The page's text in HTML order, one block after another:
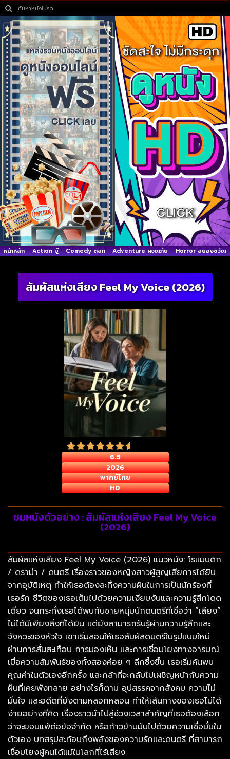
หน้าหลัก Action บู๊ Comedy ตลก Adventure ผจญภัย Horror สยองขวัญ
สัมผัสแห่งเสียง Feel My Voice (2026)
6.5
2026
พากย์ไทย
HD
ชมหนังตัวอย่าง : สัมผัสแห่งเสียง Feel My Voice
(2026)
สัมผัสแห่งเสียง Feel My Voice (2026) แนวหนัง: โรแมนติก
/ ดราม่า / ดนตรี เรื่องราวของหญิงสาวผู้สูญเสียการได้ยิน
จากอุบัติเหตุ ทำให้เธอต้องละทิ้งความฝันในการเป็นนักร้องที่
เธอรัก ชีวิตของเธอเต็มไปด้วยความเงียบงันและความรู้สึกโดด
เดี่ยว จนกระทั่งเธอได้พบกับชายหนุ่มนักดนตรีที่เชื่อว่า “เสียง”
ไม่ได้มีเพียงสิ่งที่ได้ยิน แต่ยังสามารถรับรู้ผ่านความรู้สึกและ
จังหวะของหัวใจ เขาเริ่มสอนให้เธอสัมผัสดนตรีในรูปแบบใหม่
ผ่านการสั่นสะเทือน การมองเห็น และการเชื่อมโยงทางอารมณ์
เมื่อความสัมพันธ์ของทั้งสองค่อย ๆ ลึกซึ้งขึ้น เธอเริ่มค้นพบ
คุณค่าในตัวเองอีกครั้ง และกล้าที่จะกลับไปเผชิญหน้ากับความ
ฝันที่เคยพังทลาย อย่างไรก็ตาม อุปสรรคจากสังคม ความไม่
มั่นใจ และอดีตที่ยังตามหลอกหลอน ทำให้เส้นทางของเธอไม่ได้
ง่ายอย่างที่คิด เรื่องราวนำไปสู่ช่วงเวลาสำคัญที่เธอต้องเลือก
ว่าจะยอมแพ้ต่อข้อจำกัด หรือก้าวข้ามมันไปด้วยความเชื่อมั่นใน
ตัวเอง บทสรุปสะท้อนถึงพลังของความรักและดนตรี ที่สามารถ
เชื่อมโยงผู้คนได้แม้ในโลกที่ไร้เสียง